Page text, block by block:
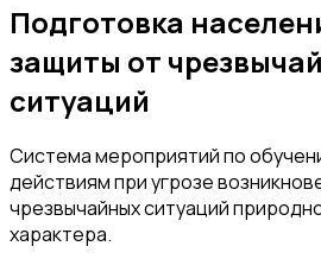
Подготовка
защиты от
ситуаций
Система мероприятий по
действиям при угрозе
чрезвычайных ситуаций
характера.